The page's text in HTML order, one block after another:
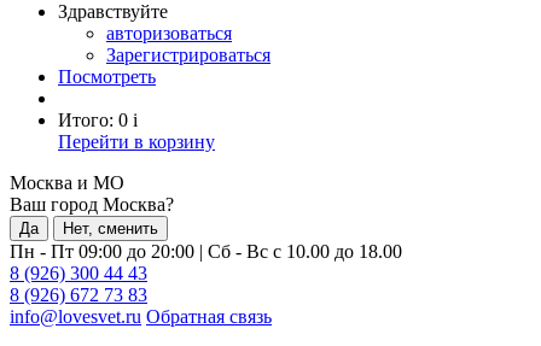
Здравствуйте
авторизоваться
Зарегистрироваться
Посмотреть
Итого: 0 i
Перейти в корзину
Москва и МО
Ваш город Москва?
Да Нет, сменить
Пн - Пт 09:00 до 20:00 | Сб - Вс с 10.00 до 18.00
8 (926) 300 44 43
8 (926) 672 73 83
info@lovesvet.ru Обратная связь